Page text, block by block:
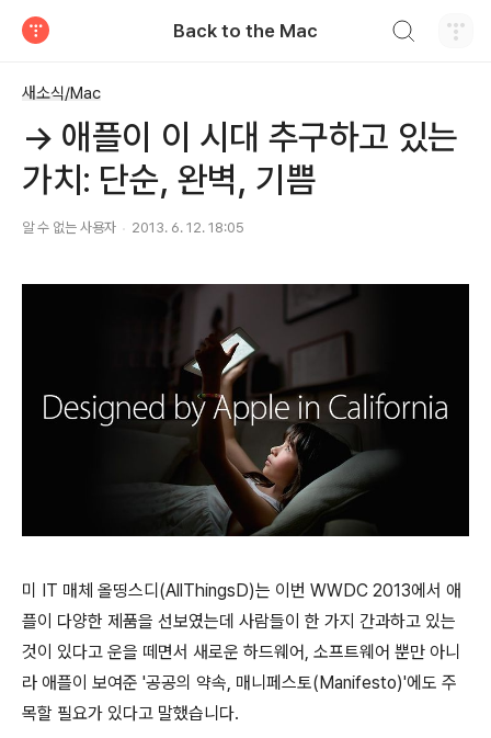
Back to the Mac
새소식/Mac
→ 애플이 이 시대 추구하고 있는
가치: 단순, 완벽, 기쁨
알 수 없는 사용자 2013. 6. 12. 18:05
미 IT 매체 올띵스디(AllThingsD)는 이번 WWDC 2013에서 애
플이 다양한 제품을 선보였는데 사람들이 한 가지 간과하고 있는
것이 있다고 운을 떼면서 새로운 하드웨어, 소프트웨어 뿐만 아니
라 애플이 보여준 '공공의 약속, 매니페스토(Manifesto)'에도 주
목할 필요가 있다고 말했습니다.